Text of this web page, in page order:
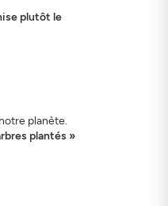
plutôt le
planète.
plantés »